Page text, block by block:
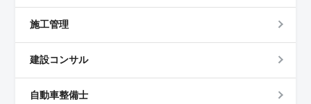
施工管理
建設コンサル
自動車整備士